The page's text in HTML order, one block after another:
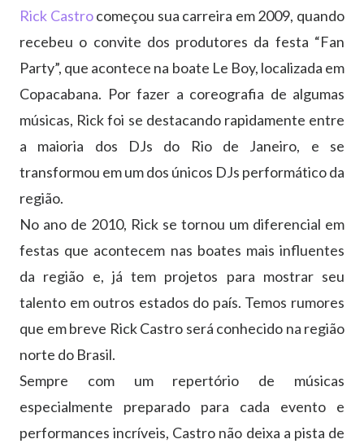
Rick Castrocomeçou sua carreira em 2009, quando
recebeu o convite dos produtores da festa “Fan
Party”, que acontece na boate Le Boy, localizada em
Copacabana. Por fazer a coreografia de algumas
músicas, Rick foi se destacando rapidamente entre
a maioria dos DJs do Rio de Janeiro, e se
transformou em um dos únicos DJs performático da
região.
No ano de 2010, Rick se tornou um diferencial em
festas que acontecem nas boates mais influentes
da região e, já tem projetos para mostrar seu
talento em outros estados do país. Temos rumores
que em breve Rick Castro será conhecido na região
norte do Brasil.
Sempre com um repertório de músicas
especialmente preparado para cada evento e
performances incríveis, Castro não deixa a pista de